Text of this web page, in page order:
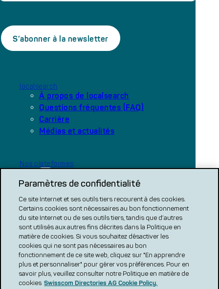
localsearch
À propos de localsearch
Questions fréquentes (FAQ)
Carrière
Médias et actualités
Nos plateformes
search.ch
COMPARATIF CH
renovero
Localcities
Paramètres de confidentialité
Ce site Internet et ses outils tiers recourent à des cookies.
Certains cookies sont nécessaires au bon fonctionnement
du site Internet ou de ses outils tiers, tandis que d’autres
sont utilisés aux autres fins décrites dans la Politique en
matière de cookies. Si vous souhaitez désactiver les
cookies qui ne sont pas nécessaires au bon
fonctionnement de ce site web, cliquez sur "En apprendre
plus et personnaliser" pour gérer vos préférences. Pour en
savoir plus, veuillez consulter notre Politique en matière de
cookies Swisscom Directories AG Cookie Policy.